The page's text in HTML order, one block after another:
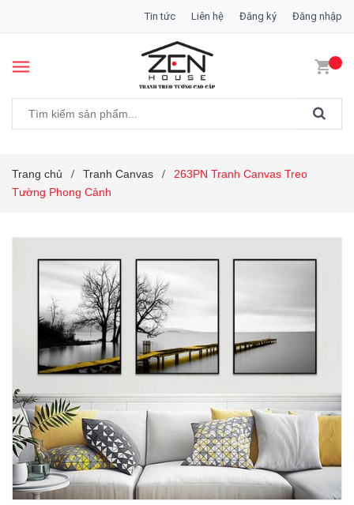
Tin tức Liên hệ Đăng ký Đăng nhập
Trang chủ / Tranh Canvas /
263PN Tranh Canvas Treo
Tường Phong Cảnh